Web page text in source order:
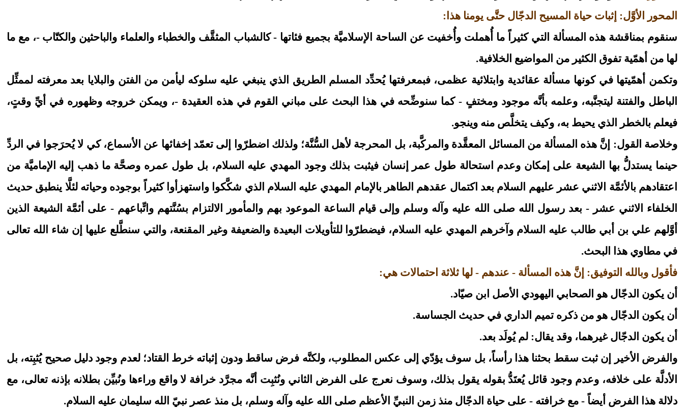
المحور الأوَّل: إثبات حياة المسيح الدجّال حتَّى يومنا هذا:
سنقوم بمناقشة هذه المسألة التي كثيراً ما أُهملت وأُخفيت عن الساحة الإسلاميَّة بجميع فئاتها - كالشباب المثقَّف والخطباء والعلماء والباحثين والكتّاب -، مع ما
لها من أهمّية تفوق الكثير من المواضيع الخلافية.
وتكمن أهمّيتها في كونها مسألة عقائدية وابتلائية عظمى، فبمعرفتها يُحدِّد المسلم الطريق الذي ينبغي عليه سلوكه ليأمن من الفتن والبلايا بعد معرفته لممثِّل
الباطل والفتنة ليتجنَّبه، وعلمه بأنَّه موجود ومختفٍ - كما سنوضِّحه في هذا البحث على مباني القوم في هذه العقيدة -، ويمكن خروجه وظهوره في أيِّ وقتٍ،
فيعلم بالخطر الذي يحيط به، وكيف يتخلَّص منه وينجو.
وخلاصة القول: إنَّ هذه المسألة من المسائل المعقَّدة والمركَّبة، بل المحرجة لأهل السُّنَّة؛ ولذلك اضطرّوا إلى تعمّد إخفائها عن الأسماع، كي لا يُحرَجوا في الردِّ
حينما يستدلُّ بها الشيعة على إمكان وعدم استحالة طول عمر إنسان فيثبت بذلك وجود المهدي عليه السلام، بل طول عمره وصحَّة ما ذهب إليه الإماميَّة من
اعتقادهم بالأئمَّة الاثني عشر عليهم السلام بعد اكتمال عقدهم الطاهر بالإمام المهدي عليه السلام الذي شكَّكوا واستهزأوا كثيراً بوجوده وحياته لئلَّا ينطبق حديث
الخلفاء الاثني عشر - بعد رسول الله صلى الله عليه وآله وسلم وإلى قيام الساعة الموعود بهم والمأمور الالتزام بسُنَّتهم واتِّباعهم - على أئمَّة الشيعة الذين
أوَّلهم علي بن أبي طالب عليه السلام وآخرهم المهدي عليه السلام، فيضطرّوا للتأويلات البعيدة والضعيفة وغير المقنعة، والتي سنطَّلع عليها إن شاء الله تعالى
في مطاوي هذا البحث.
فأقول وبالله التوفيق: إنَّ هذه المسألة - عندهم - لها ثلاثة احتمالات هي:
أن يكون الدجّال هو الصحابي اليهودي الأصل ابن صيّاد.
أن يكون الدجّال هو من ذكره تميم الداري في حديث الجساسة.
أن يكون الدجّال غيرهما، وقد يقال: لم يُولَد بعد.
والفرض الأخير إن ثبت سقط بحثنا هذا رأساً، بل سوف يؤدّي إلى عكس المطلوب، ولكنَّه فرض ساقط ودون إثباته خرط القتاد؛ لعدم وجود دليل صحيح يُثبِته، بل
الأدلَّة على خلافه، وعدم وجود قائل يُعتَدُّ بقوله يقول بذلك، وسوف نعرج على الفرض الثاني ونُثبِت أنَّه مجرَّد خرافة لا واقع وراءها ونُبيِّن بطلانه بإذنه تعالى، مع
دلالة هذا الفرض أيضاً - مع خرافته - على حياة الدجّال منذ زمن النبيِّ الأعظم صلى الله عليه وآله وسلم، بل منذ عصر نبيّ الله سليمان عليه السلام.